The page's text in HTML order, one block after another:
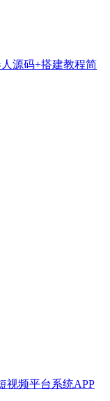
源码+搭建教程简
视频平台系统APP